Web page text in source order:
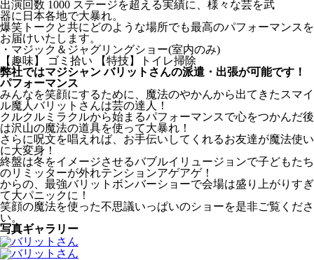
出演回数 1000 ステージを超える実績に、様々な芸を武
器に日本各地で大暴れ。
爆笑トークと共にどのような場所でも最高のパフォーマンスを
お届けいたします。
・マジック＆ジャグリングショー(室内のみ)
【趣味】 ゴミ拾い 【特技】トイレ掃除
弊社ではマジシャン バリットさんの派遣・出張が可能です！
パフォーマンス
みんなを笑顔にするために、魔法のやかんから出てきたスマイ
ル魔人バリットさんは芸の達人！
クルクルミラクルから始まるパフォーマンスで心をつかんだ後
は沢山の魔法の道具を使って大暴れ！
さらに呪文を唱えれば、お手伝いしてくれるお友達が魔法使い
に大変身！
終盤は冬をイメージさせるバブルイリュージョンで子どもたち
のリミッターが外れテンションアゲアゲ！
からの、最強バリットボンバーショーで会場は盛り上がりすぎ
て大パニックに！
笑顔の魔法を使った不思議いっぱいのショーを是非ご覧くださ
い。
写真ギャラリー